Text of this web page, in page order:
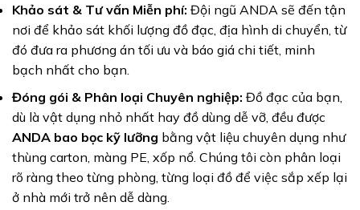
Khảo sát & Tư vấn Miễn phí: Đội ngũ ANDA sẽ đến tận
nơi để khảo sát khối lượng đồ đạc, địa hình di chuyển, từ
đó đưa ra phương án tối ưu và báo giá chi tiết, minh
bạch nhất cho bạn.
Đóng gói & Phân loại Chuyên nghiệp: Đồ đạc của bạn,
dù là vật dụng nhỏ nhất hay đồ dùng dễ vỡ, đều được
ANDA bao bọc kỹ lưỡng bằng vật liệu chuyên dụng như
thùng carton, màng PE, xốp nổ. Chúng tôi còn phân loại
rõ ràng theo từng phòng, từng loại đồ để việc sắp xếp lại
ở nhà mới trở nên dễ dàng.